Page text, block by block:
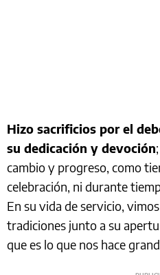
Hizo sacrificios por el
su dedicación y devoción
cambio y progreso, como
celebración, ni durante
En su vida de servicio,
tradiciones junto a su
que es lo que nos hace